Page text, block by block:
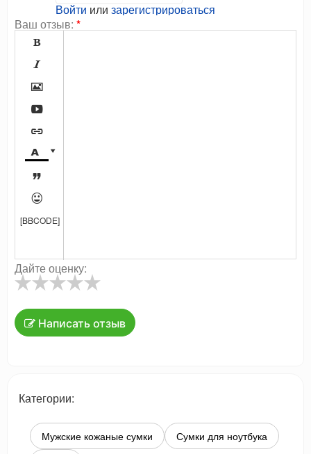
Войти или зарегистрироваться
Ваш отзыв: *









[BBCODE]
Дайте оценку:
Написать отзыв
Категории:
Мужские кожаные сумки
Сумки для ноутбука